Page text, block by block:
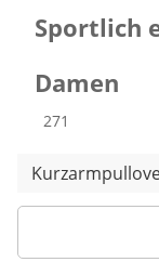
Sportlich
Damen
Produkte
271
Weitere